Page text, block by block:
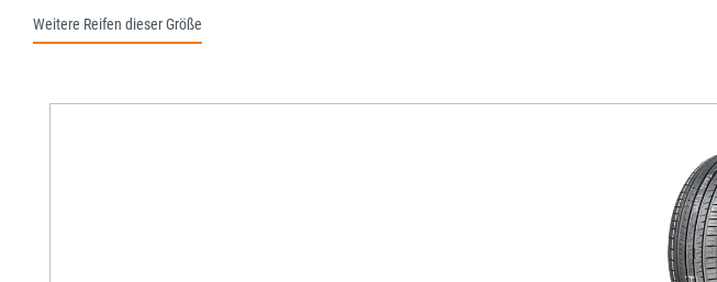
Weitere Reifen dieser Größe